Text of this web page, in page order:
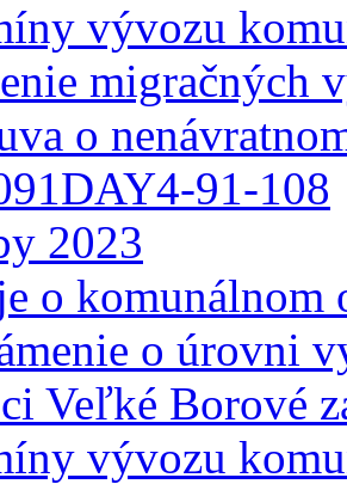
vývozu
migračných
o
91-108
2023
o komunálnom
o úrovni
Veľké Borové
vývozu